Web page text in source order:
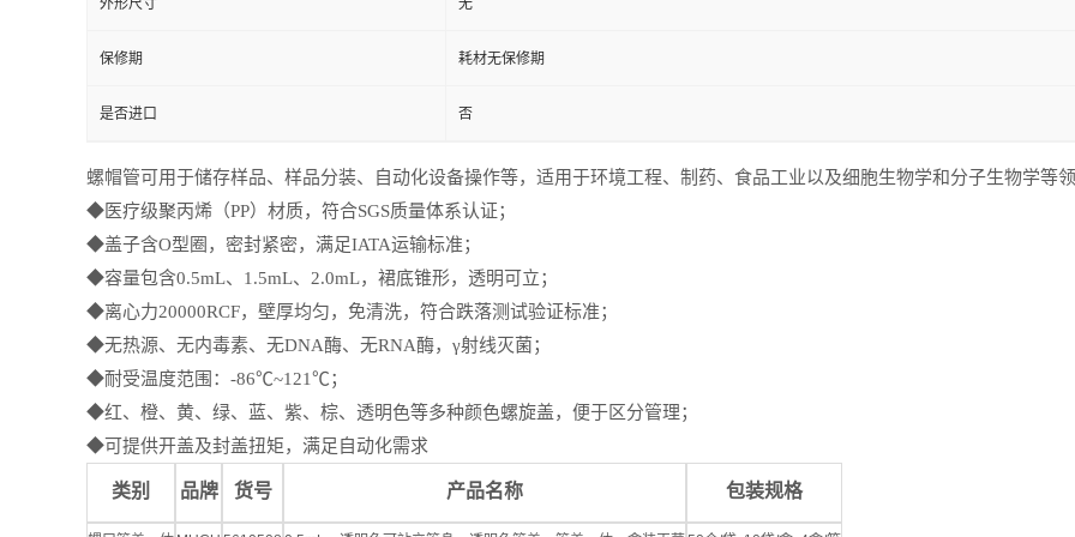
外形尺寸 无
保修期 耗材无保修期
是否进口 否
螺帽管可用于储存样品、样品分装、自动化设备操作等，适用于环境工程、制药、食品工业以及细胞生物学和分子生物学等领
◆医疗级聚丙烯（PP）材质，符合SGS质量体系认证；
◆盖子含O型圈，密封紧密，满足IATA运输标准；
◆容量包含0.5mL、1.5mL、2.0mL，裙底锥形，透明可立；
◆离心力20000RCF，壁厚均匀，免清洗，符合跌落测试验证标准；
◆无热源、无内毒素、无DNA酶、无RNA酶，γ射线灭菌；
◆耐受温度范围：-86℃~121℃；
◆红、橙、黄、绿、蓝、紫、棕、透明色等多种颜色螺旋盖，便于区分管理；
◆可提供开盖及封盖扭矩，满足自动化需求
类别 品牌 货号 产品名称 包装规格